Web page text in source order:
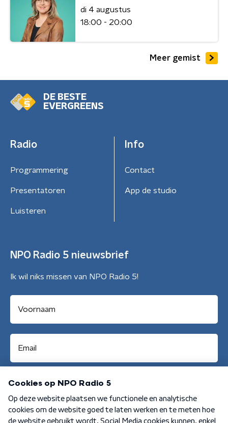
di 4 augustus
18:00 - 20:00
Meer gemist
DE BESTE
EVERGREENS
Radio
Programmering
Presentatoren
Luisteren
Info
Contact
App de studio
NPO Radio 5 nieuwsbrief
Ik wil niks missen van NPO Radio 5!
Aanmelden